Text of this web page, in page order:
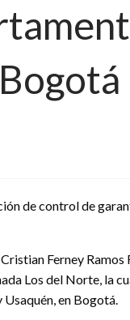
de control de
Ferney
Los del Norte, la
en Bogotá.